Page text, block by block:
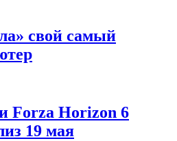
свой самый
Forza Horizon 6
19 мая